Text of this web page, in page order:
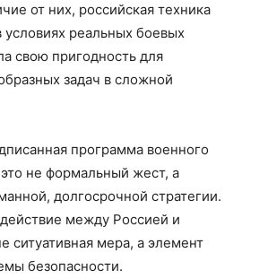
от них, российская техника
реальных боевых
свою пригодность для
задач в сложной
программа военного
не формальный жест, а
долгосрочной стратегии.
между Россией и
ситуативная мера, а элемент
безопасности.